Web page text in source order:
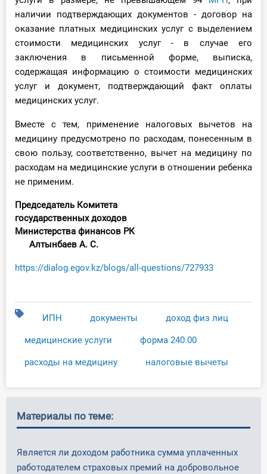
наличии подтверждающих документов - договор на
оказание платных медицинских услуг с выделением
стоимости медицинских услуг - в случае его
заключения в письменной форме, выписка,
содержащая информацию о стоимости медицинских
услуг и документ, подтверждающий факт оплаты
медицинских услуг.
Вместе с тем, применение налоговых вычетов на
медицину предусмотрено по расходам, понесенным в
свою пользу, соответственно, вычет на медицину по
расходам на медицинские услуги в отношении ребенка
не применим.
Председатель Комитета
государственных доходов
Министерства финансов РК
Алтынбаев А. С.
https://dialog.egov.kz/blogs/all-questions/727933
ИПН документы доход физ лиц
медицинские услуги форма 240.00
расходы на медицину налоговые вычеты
Материалы по теме:
Является ли доходом работника сумма уплаченных
работодателем страховых премий на добровольное